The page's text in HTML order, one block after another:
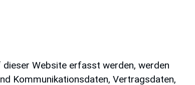
Website erfasst werden, werden
Kommunikationsdaten, Vertragsdaten,